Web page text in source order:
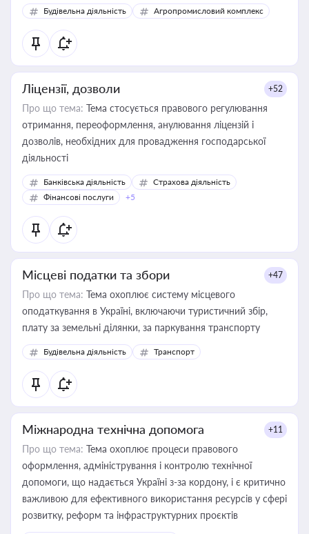
Будівельна діяльність Агропромисловий комплекс
Ліцензії, дозволи +52
Про що тема: Тема стосується правового регулювання
отримання, переоформлення, анулювання ліцензій і
дозволів, необхідних для провадження господарської
діяльності
Банківська діяльність
Страхова діяльність
Фінансові послуги
+5
Місцеві податки та збори +47
Про що тема: Тема охоплює систему місцевого
оподаткування в Україні, включаючи туристичний збір,
плату за земельні ділянки, за паркування транспорту
Будівельна діяльність Транспорт
Міжнародна технічна допомога +11
Про що тема: Тема охоплює процеси правового
оформлення, адміністрування і контролю технічної
допомоги, що надається Україні з-за кордону, і є критично
важливою для ефективного використання ресурсів у сфері
розвитку, реформ та інфраструктурних проєктів